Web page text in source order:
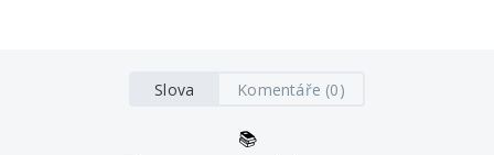
Slova Komentáře (0)
📚